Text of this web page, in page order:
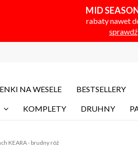
MID
rabaty nawet
sprawdź
NA WESELE BESTSELLERY
KOMPLETY DRUHNY
KEARA - brudny róż